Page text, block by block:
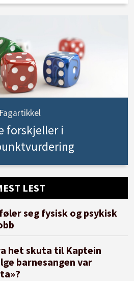
Fagartikkel
forskjeller i
LEST
seg fysisk og psykisk
het skuta til Kaptein
barnesangen var